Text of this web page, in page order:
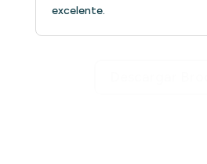
excelente.